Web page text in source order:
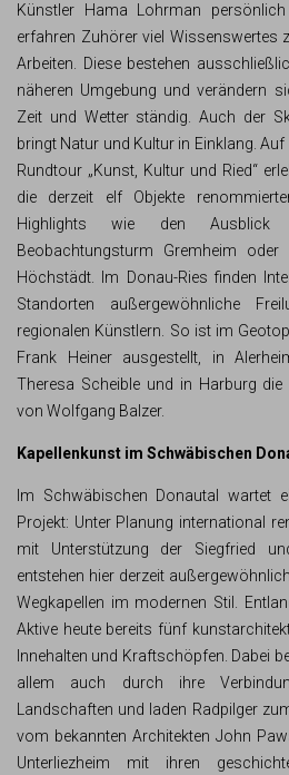
Künstler Hama Lohrman
erfahren Zuhörer viel Wissenswertes
Arbeiten. Diese bestehen
näheren Umgebung und verändern
Zeit und Wetter ständig. Auch der
bringt Natur und Kultur in Einklang.
Rundtour „Kunst, Kultur und Ried“
die derzeit elf Objekte
Highlights wie den Ausblick
Beobachtungsturm Gremheim
Höchstädt. Im Donau-Ries finden
Standorten außergewöhnliche
regionalen Künstlern. So ist im
Frank Heiner ausgestellt, in
Theresa Scheible und in Harburg die
von Wolfgang Balzer.
Kapellenkunst im Schwäbischen
Im Schwäbischen Donautal wartet
Projekt: Unter Planung international
mit Unterstützung der Siegfried
entstehen hier derzeit
Wegkapellen im modernen Stil.
Aktive heute bereits fünf
Innehalten und Kraftschöpfen. Dabei
allem auch durch ihre
Landschaften und laden Radpilger
vom bekannten Architekten John
Unterliezheim mit ihren